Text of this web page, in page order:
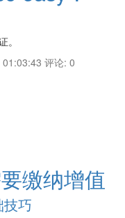
。
评论: 0
缴纳增值
巧